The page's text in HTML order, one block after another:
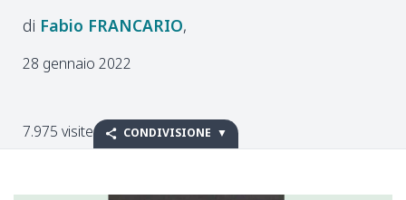
Fabio FRANCARIO
28 gennaio 2022
7.975 visite CONDIVISIONE